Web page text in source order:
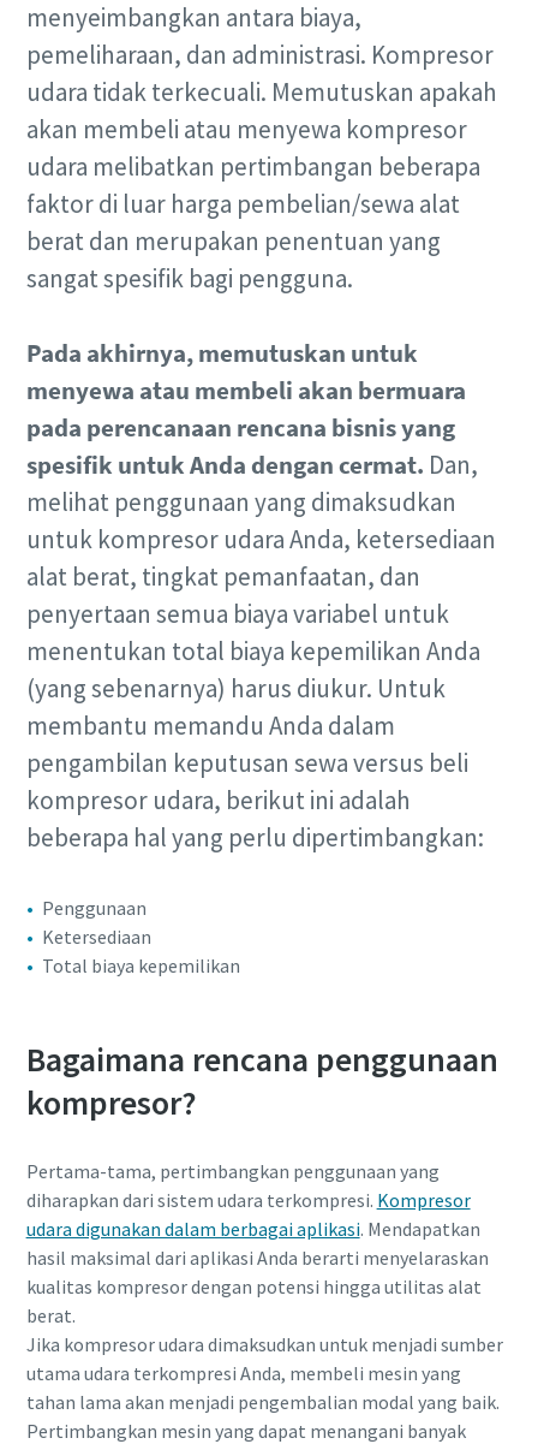
10 langkah menuju produksi yang ramah
lingkungan dan lebih efisien
Semua yang perlu Anda ketahui tentang pengurangan
karbon untuk produksi yang ramah lingkungan
Selengkapnya
menyeimbangkan antara biaya,
pemeliharaan, dan administrasi. Kompresor
udara tidak terkecuali. Memutuskan apakah
akan membeli atau menyewa kompresor
udara melibatkan pertimbangan beberapa
faktor di luar harga pembelian/sewa alat
berat dan merupakan penentuan yang
sangat spesifik bagi pengguna.
Pada akhirnya, memutuskan untuk
menyewa atau membeli akan bermuara
pada perencanaan rencana bisnis yang
spesifik untuk Anda dengan cermat. Dan,
melihat penggunaan yang dimaksudkan
untuk kompresor udara Anda, ketersediaan
alat berat, tingkat pemanfaatan, dan
penyertaan semua biaya variabel untuk
menentukan total biaya kepemilikan Anda
(yang sebenarnya) harus diukur. Untuk
membantu memandu Anda dalam
pengambilan keputusan sewa versus beli
kompresor udara, berikut ini adalah
beberapa hal yang perlu dipertimbangkan:
Penggunaan
Ketersediaan
Total biaya kepemilikan
Bagaimana rencana penggunaan
kompresor?
Pertama-tama, pertimbangkan penggunaan yang
diharapkan dari sistem udara terkompresi. Kompresor
udara digunakan dalam berbagai aplikasi. Mendapatkan
hasil maksimal dari aplikasi Anda berarti menyelaraskan
kualitas kompresor dengan potensi hingga utilitas alat
berat.
Jika kompresor udara dimaksudkan untuk menjadi sumber
utama udara terkompresi Anda, membeli mesin yang
tahan lama akan menjadi pengembalian modal yang baik.
Pertimbangkan mesin yang dapat menangani banyak